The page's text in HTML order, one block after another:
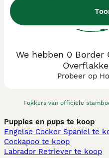
Fokkers van officiële
We hebben 0 Border
Probeer op
Puppies en pups te koop
Engelse Cocker Spaniel te
Cockapoo te koop
Labrador Retriever te koop